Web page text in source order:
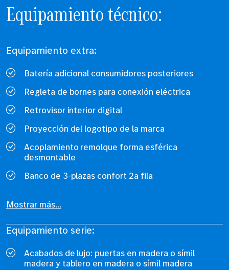
Equipamiento técnico:
Equipamiento serie:
Acabados de lujo: puertas en madera o símil
madera y tablero en madera o símil madera
Equipamiento extra:
Batería adicional consumidores posteriores
Regleta de bornes para conexión eléctrica
Retrovisor interior digital
Proyección del logotipo de la marca
Acoplamiento remolque forma esférica
desmontable
Banco de 3-plazas confort 2a fila
Mostrar más...